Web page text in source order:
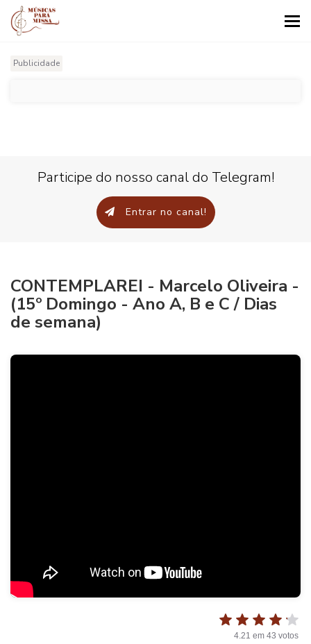
Publicidade
Participe do nosso canal do Telegram!
Entrar no canal!
CONTEMPLAREI - Marcelo Oliveira -
(15º Domingo - Ano A, B e C / Dias
de semana)
4.21 em 43 votos